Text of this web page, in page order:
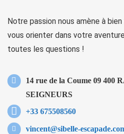
Notre passion nous amène à
vous orienter dans votre
toutes les questions !
14 rue de la Coume 09 400
SEIGNEURS
+33 675508560
vincent@sibelle-